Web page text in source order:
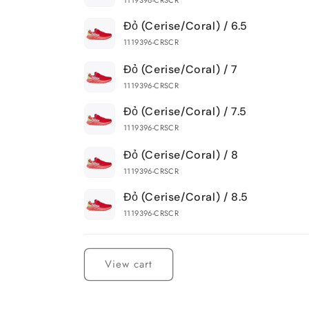
Đỏ (Cerise/Coral) / 6.5
1119396-CRSCR
Đỏ (Cerise/Coral) / 7
1119396-CRSCR
Đỏ (Cerise/Coral) / 7.5
1119396-CRSCR
Đỏ (Cerise/Coral) / 8
1119396-CRSCR
Đỏ (Cerise/Coral) / 8.5
1119396-CRSCR
View cart